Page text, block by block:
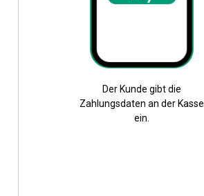
Der Kunde gibt die
Zahlungsdaten an der Kasse
ein.